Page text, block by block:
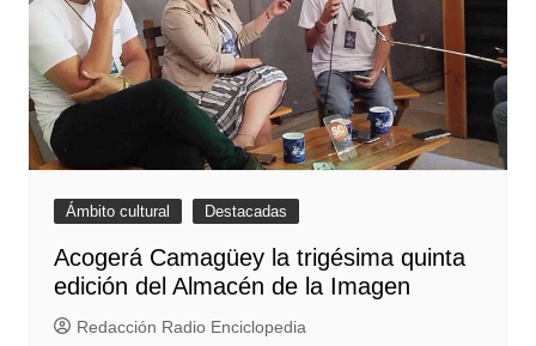
Ámbito cultural Destacadas
Acogerá Camagüey la trigésima quinta
edición del Almacén de la Imagen
Redacción Radio Enciclopedia